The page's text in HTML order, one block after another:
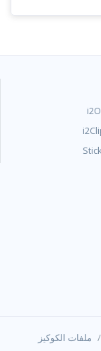
/ ملفات الكوكيز